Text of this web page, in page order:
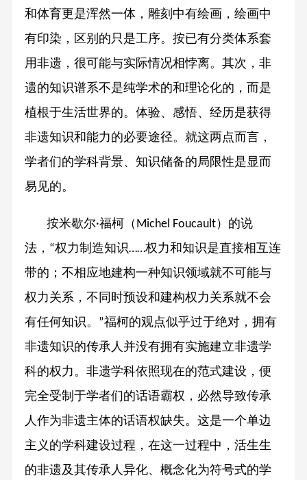
和体育更是浑然一体，雕刻中有绘画，绘画中
有印染，区别的只是工序。按已有分类体系套
用非遗，很可能与实际情况相悖离。其次，非
遗的知识谱系不是纯学术的和理论化的，而是
植根于生活世界的。体验、感悟、经历是获得
非遗知识和能力的必要途径。就这两点而言，
学者们的学科背景、知识储备的局限性是显而
易见的。
按米歇尔·福柯（ Michel Foucault）的说
法， “权力制造知识……权力和知识是直接相互连
带的；不相应地建构一种知识领域就不可能与
权力关系，不同时预设和建构权力关系就不会
有任何知识。
”福柯的观点似乎过于绝对，拥有
非遗知识的传承人并没有拥有实施建立非遗学
科的权力。非遗学科依照现在的范式建设，便
完全受制于学者们的话语霸权，必然导致传承
人作为非遗主体的话语权缺失。这是一个单边
主义的学科建设过程，在这一过程中，活生生
的非遗及其传承人异化、概念化为符号式的学